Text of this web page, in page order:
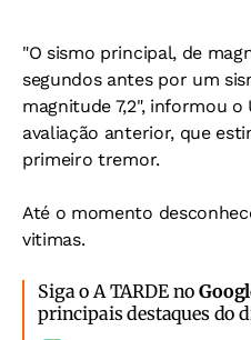
"O sismo principal, de
segundos antes por um
magnitude 7,2", informou o
avaliação anterior, que
primeiro tremor.
Até o momento
vitimas.
Siga o A TARDE no
principais destaques do